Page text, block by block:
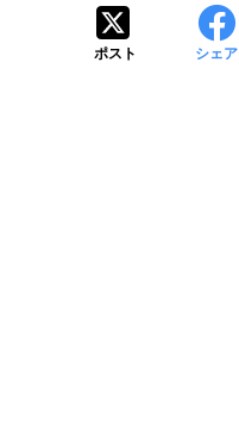
ポスト シェア